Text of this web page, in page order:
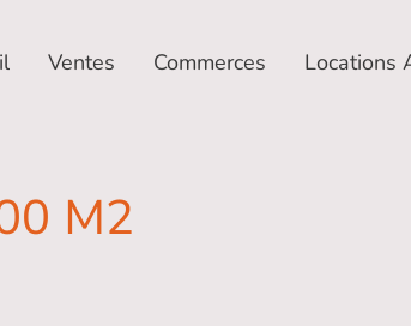
Ventes Commerces Locations
M2